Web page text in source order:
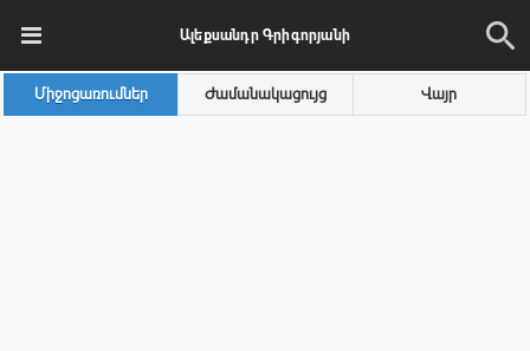
Ալեքսանդր Գրիգորյանի
Միջոցառումներ Ժամանակացույց Վայր